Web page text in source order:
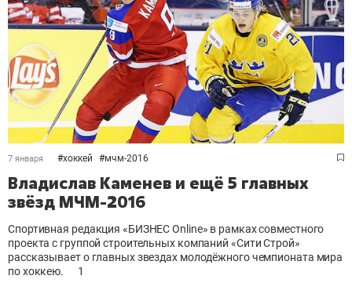
7 января #хоккей #мчм-2016
Владислав Каменев и ещё 5 главных
звёзд МЧМ-2016
Спортивная редакция «БИЗНЕС Online» в рамках совместного
проекта с группой строительных компаний «Сити Строй»
рассказывает о главных звездах молодёжного чемпионата мира
по хоккею.
1